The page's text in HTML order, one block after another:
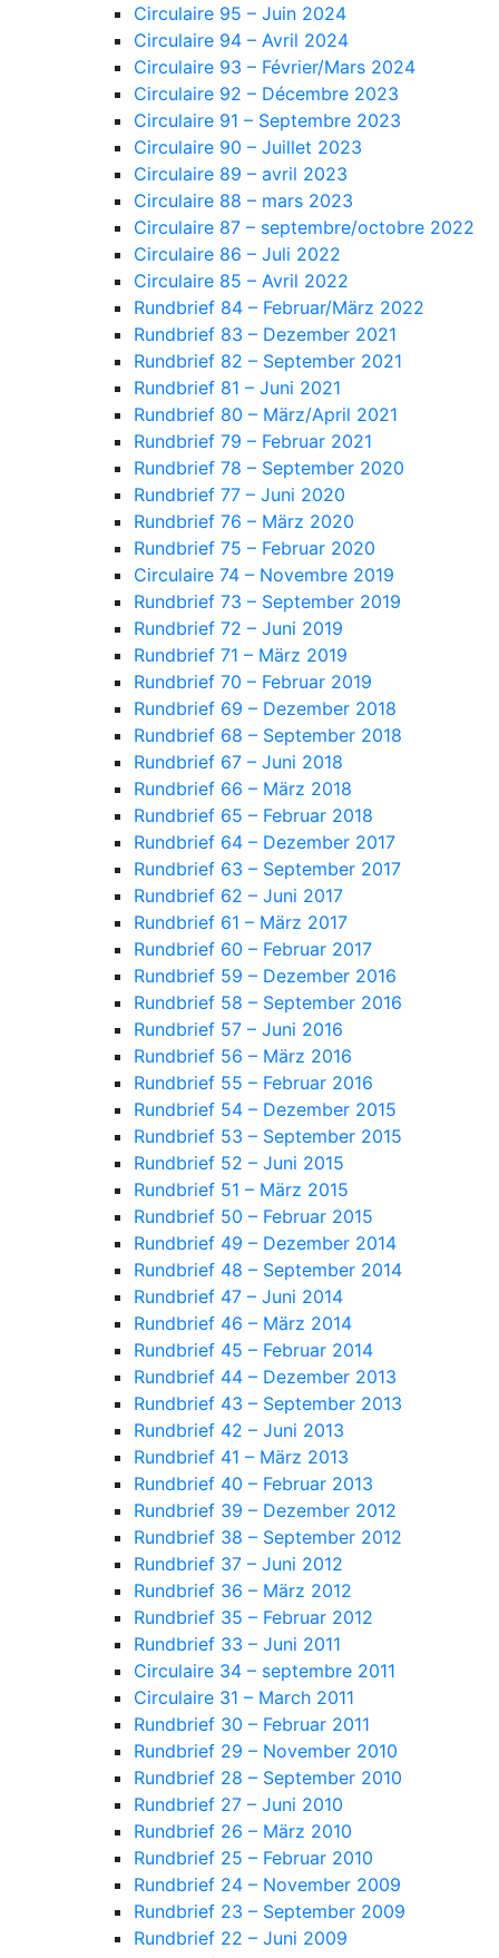
Circulaire 95 – Juin 2024
Circulaire 94 – Avril 2024
Circulaire 93 – Février/Mars 2024
Circulaire 92 – Décembre 2023
Circulaire 91 – Septembre 2023
Circulaire 90 – Juillet 2023
Circulaire 89 – avril 2023
Circulaire 88 – mars 2023
Circulaire 87 – septembre/octobre 2022
Circulaire 86 – Juli 2022
Circulaire 85 – Avril 2022
Rundbrief 84 – Februar/März 2022
Rundbrief 83 – Dezember 2021
Rundbrief 82 – September 2021
Rundbrief 81 – Juni 2021
Rundbrief 80 – März/April 2021
Rundbrief 79 – Februar 2021
Rundbrief 78 – September 2020
Rundbrief 77 – Juni 2020
Rundbrief 76 – März 2020
Rundbrief 75 – Februar 2020
Circulaire 74 – Novembre 2019
Rundbrief 73 – September 2019
Rundbrief 72 – Juni 2019
Rundbrief 71 – März 2019
Rundbrief 70 – Februar 2019
Rundbrief 69 – Dezember 2018
Rundbrief 68 – September 2018
Rundbrief 67 – Juni 2018
Rundbrief 66 – März 2018
Rundbrief 65 – Februar 2018
Rundbrief 64 – Dezember 2017
Rundbrief 63 – September 2017
Rundbrief 62 – Juni 2017
Rundbrief 61 – März 2017
Rundbrief 60 – Februar 2017
Rundbrief 59 – Dezember 2016
Rundbrief 58 – September 2016
Rundbrief 57 – Juni 2016
Rundbrief 56 – März 2016
Rundbrief 55 – Februar 2016
Rundbrief 54 – Dezember 2015
Rundbrief 53 – September 2015
Rundbrief 52 – Juni 2015
Rundbrief 51 – März 2015
Rundbrief 50 – Februar 2015
Rundbrief 49 – Dezember 2014
Rundbrief 48 – September 2014
Rundbrief 47 – Juni 2014
Rundbrief 46 – März 2014
Rundbrief 45 – Februar 2014
Rundbrief 44 – Dezember 2013
Rundbrief 43 – September 2013
Rundbrief 42 – Juni 2013
Rundbrief 41 – März 2013
Rundbrief 40 – Februar 2013
Rundbrief 39 – Dezember 2012
Rundbrief 38 – September 2012
Rundbrief 37 – Juni 2012
Rundbrief 36 – März 2012
Rundbrief 35 – Februar 2012
Rundbrief 33 – Juni 2011
Circulaire 34 – septembre 2011
Circulaire 31 – March 2011
Rundbrief 30 – Februar 2011
Rundbrief 29 – November 2010
Rundbrief 28 – September 2010
Rundbrief 27 – Juni 2010
Rundbrief 26 – März 2010
Rundbrief 25 – Februar 2010
Rundbrief 24 – November 2009
Rundbrief 23 – September 2009
Rundbrief 22 – Juni 2009